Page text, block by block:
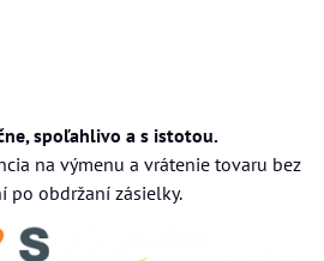
spoľahlivo a s istotou.
na výmenu a vrátenie tovaru bez
po obdržaní zásielky.